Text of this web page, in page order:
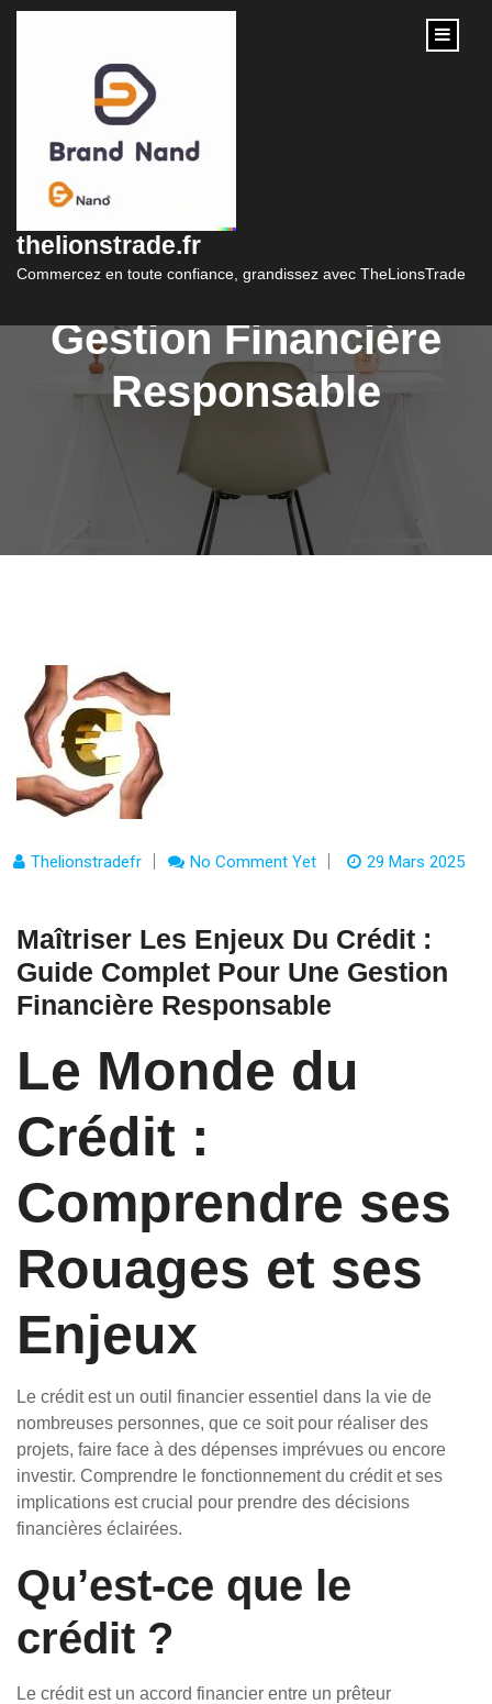
content
thelionstrade.fr
Commercez en toute confiance, grandissez avec TheLionsTrade
Maîtriser les Enjeux
du Crédit : Guide
Complet pour une
Gestion Financière
Responsable
Thelionstradefr No Comment Yet 29 Mars 2025
Maîtriser Les Enjeux Du Crédit :
Guide Complet Pour Une Gestion
Financière Responsable
Le Monde du
Crédit :
Comprendre ses
Rouages et ses
Enjeux
Le crédit est un outil financier essentiel dans la vie de
nombreuses personnes, que ce soit pour réaliser des
projets, faire face à des dépenses imprévues ou encore
investir. Comprendre le fonctionnement du crédit et ses
implications est crucial pour prendre des décisions
financières éclairées.
Qu’est-ce que le
crédit ?
Le crédit est un accord financier entre un prêteur